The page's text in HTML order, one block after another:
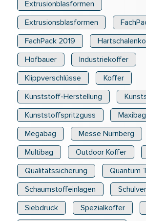
Extrusionblasformen
Extrusionsblasformen
FachPack 2019
Hofbauer
Industriekoffer
Klippverschlüsse
Koffer
Kunststoff-Herstellung
Kunststoffspritzguss
Maxibag
Megabag
Messe Nürnberg
Multibag
Outdoor Koffer
Qualitätssicherung
Quantum
Schaumstoffeinlagen
Siebdruck
Spezialkoffer